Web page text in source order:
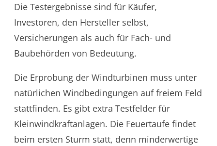
Die Testergebnisse sind für Käufer,
Investoren, den Hersteller selbst,
Versicherungen als auch für Fach- und
Baubehörden von Bedeutung.
Die Erprobung der Windturbinen muss unter
natürlichen Windbedingungen auf freiem Feld
stattfinden. Es gibt extra Testfelder für
Kleinwindkraftanlagen. Die Feuertaufe findet
beim ersten Sturm statt, denn minderwertige